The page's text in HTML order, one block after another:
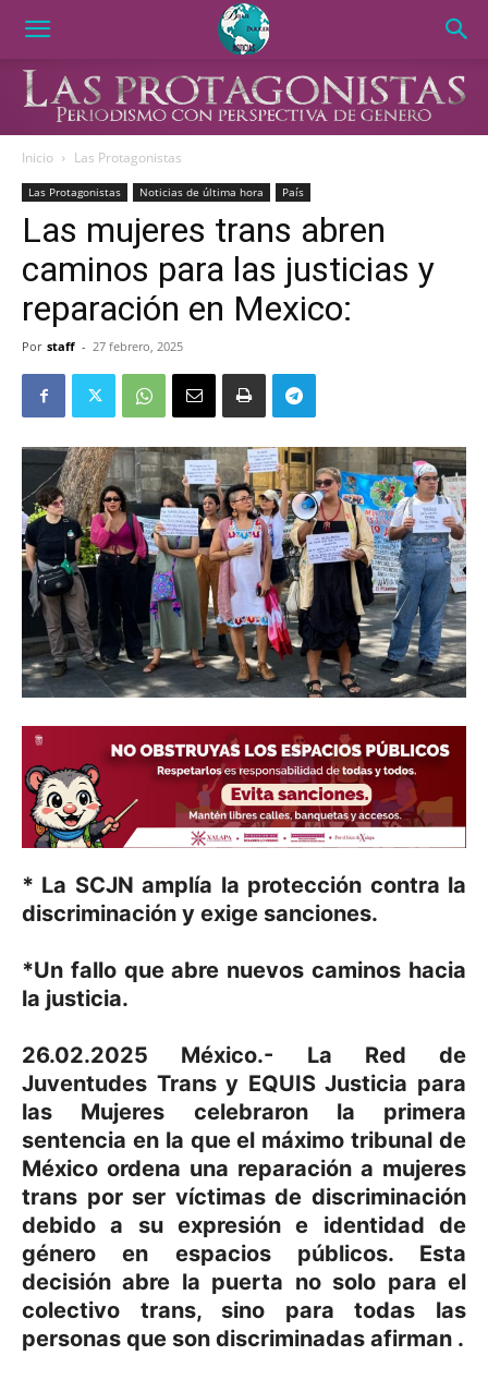
Inicio Las Protagonistas
Las Protagonistas Noticias de última hora País
Las mujeres trans abren
caminos para las justicias y
reparación en Mexico:
Por staff - 27 febrero, 2025
* La SCJN amplía la protección contra la
discriminación y exige sanciones.
*Un fallo que abre nuevos caminos hacia
la justicia.
26.02.2025 México.- La Red de
Juventudes Trans y EQUIS Justicia para
las Mujeres celebraron la primera
sentencia en la que el máximo tribunal de
México ordena una reparación a mujeres
trans por ser víctimas de discriminación
debido a su expresión e identidad de
género en espacios públicos. Esta
decisión abre la puerta no solo para el
colectivo trans, sino para todas las
personas que son discriminadas afirman .